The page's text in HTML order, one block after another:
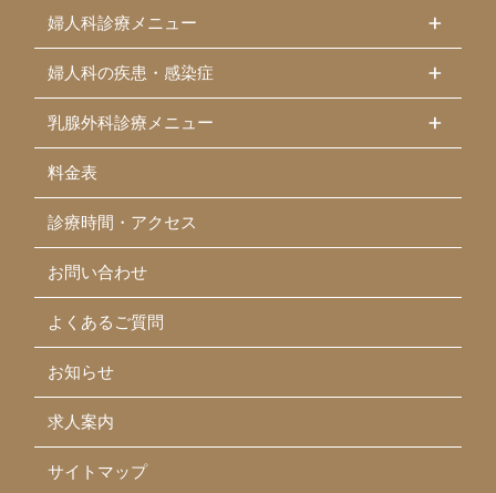
婦人科診療メニュー
婦人科の疾患・感染症
乳腺外科診療メニュー
料金表
診療時間・アクセス
お問い合わせ
よくあるご質問
お知らせ
求人案内
サイトマップ